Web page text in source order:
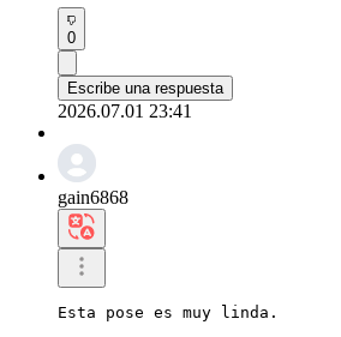
0
Escribe una respuesta
2026.07.01 23:41
gain6868
Esta pose es muy linda.